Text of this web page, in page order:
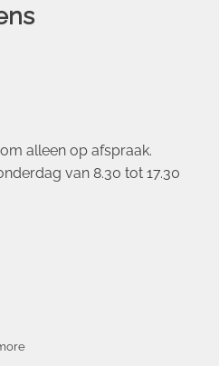
alleen op afspraak.
van 8.30 tot 17.30